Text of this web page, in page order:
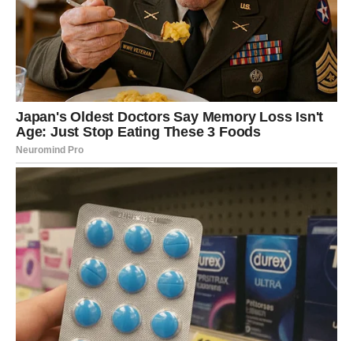
Ako ste odabraliženu broj 3, vaša reakcija na situacije je
često vođenaemocijamaiinstinktom. Vi ste osoba koja se
bori za pravdu, nikada ne trpite nepravdu i uvijek ćete stati u
obranu slabijih. Vaša iskrenost jeoštra, a impulzivnost vas